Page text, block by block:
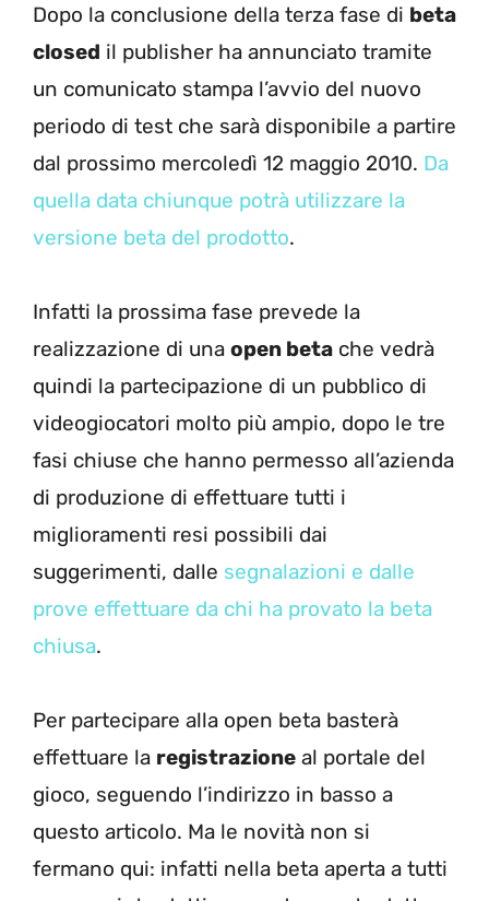
Dopo la conclusione della terza fase di beta
closed il publisher ha annunciato tramite
un comunicato stampa l’avvio del nuovo
periodo di test che sarà disponibile a partire
dal prossimo mercoledì 12 maggio 2010. Da
quella data chiunque potrà utilizzare la
versione beta del prodotto.
Infatti la prossima fase prevede la
realizzazione di una open beta che vedrà
quindi la partecipazione di un pubblico di
videogiocatori molto più ampio, dopo le tre
fasi chiuse che hanno permesso all’azienda
di produzione di effettuare tutti i
miglioramenti resi possibili dai
suggerimenti, dalle segnalazioni e dalle
prove effettuare da chi ha provato la beta
chiusa.
Per partecipare alla open beta basterà
effettuare la registrazione al portale del
gioco, seguendo l’indirizzo in basso a
questo articolo. Ma le novità non si
fermano qui: infatti nella beta aperta a tutti